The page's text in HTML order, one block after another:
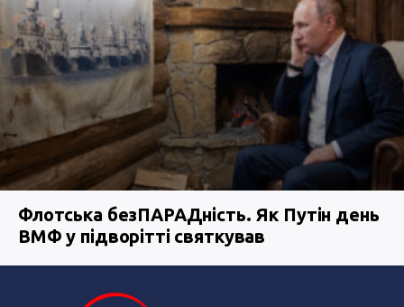
Флотська безПАРАДність. Як Путін день
ВМФ у підворітті святкував